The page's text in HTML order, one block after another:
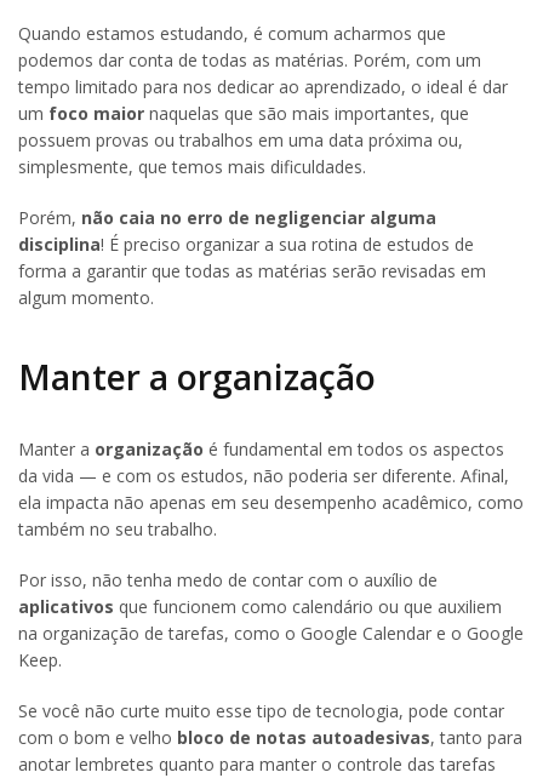
Quando estamos estudando, é comum acharmos que
podemos dar conta de todas as matérias. Porém, com um
tempo limitado para nos dedicar ao aprendizado, o ideal é dar
um foco maior naquelas que são mais importantes, que
possuem provas ou trabalhos em uma data próxima ou,
simplesmente, que temos mais dificuldades.
Porém, não caia no erro de negligenciar alguma
disciplina! É preciso organizar a sua rotina de estudos de
forma a garantir que todas as matérias serão revisadas em
algum momento.
Manter a organização
Manter a organização é fundamental em todos os aspectos
da vida — e com os estudos, não poderia ser diferente. Afinal,
ela impacta não apenas em seu desempenho acadêmico, como
também no seu trabalho.
Por isso, não tenha medo de contar com o auxílio de
aplicativos que funcionem como calendário ou que auxiliem
na organização de tarefas, como o Google Calendar e o Google
Keep.
Se você não curte muito esse tipo de tecnologia, pode contar
com o bom e velho bloco de notas autoadesivas, tanto para
anotar lembretes quanto para manter o controle das tarefas